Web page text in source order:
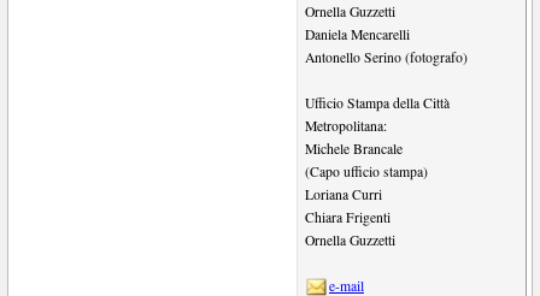
Ornella Guzzetti
Daniela Mencarelli
Antonello Serino (fotografo)
Ufficio Stampa della Città
Metropolitana:
Michele Brancale
(Capo ufficio stampa)
Loriana Curri
Chiara Frigenti
Ornella Guzzetti
e-mail